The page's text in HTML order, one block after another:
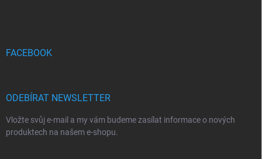
FACEBOOK
ODEBÍRAT NEWSLETTER
Vložte svůj e-mail a my vám budeme zasílat informace o nových
produktech na našem e-shopu.